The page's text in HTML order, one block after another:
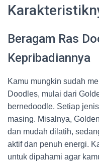
Beragam Ras
Kepribadiannya
Kamu mungkin sudah
Doodles, mulai dari
bernedoodle. Setiap
masing. Misalnya,
dan mudah dilatih,
aktif dan penuh energi.
untuk dipahami agar